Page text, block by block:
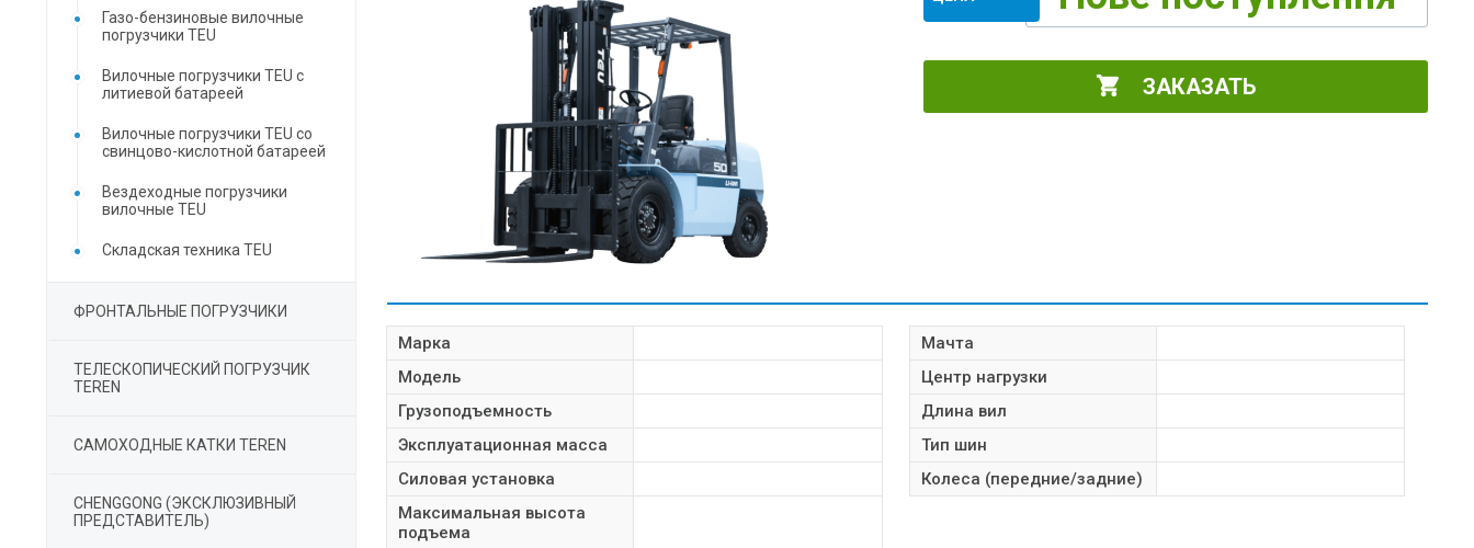
Газо-бензиновые вилочные
погрузчики TEU
Вилочные погрузчики TEU с
литиевой батареей
Вилочные погрузчики TEU со
свинцово-кислотной батареей
Вездеходные погрузчики
вилочные TEU
Складская техника TEU
ФРОНТАЛЬНЫЕ ПОГРУЗЧИКИ
ТЕЛЕСКОПИЧЕСКИЙ ПОГРУЗЧИК
TEREN
САМОХОДНЫЕ КАТКИ TEREN
СHENGGONG (ЭКСКЛЮЗИВНЫЙ
ПРЕДСТАВИТЕЛЬ)
ЗАКАЗАТЬ
Марка
Модель
Грузоподъемность
Эксплуатационная масса
Силовая установка
Максимальная высота
подъема
Мачта
Центр нагрузки
Длина вил
Тип шин
Колеса (передние/задние)